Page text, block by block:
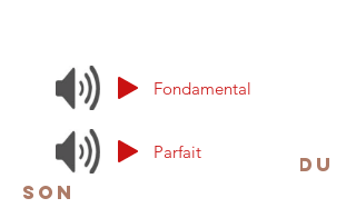
La couleur du
son
Fondamental
Parfait